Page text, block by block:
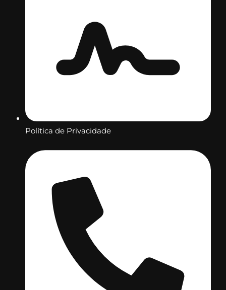
Política de Privacidade